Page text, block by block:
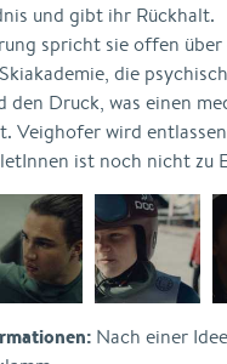
und gibt ihr Rückhalt.
spricht sie offen über
die
den Druck, was einen
Veighofer wird
ist noch nicht zu
Nach einer